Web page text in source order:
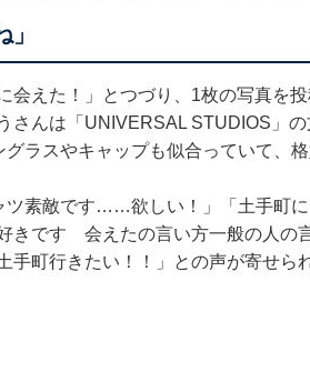
会えた！」とつづり、1枚の写真を投
さんは「UNIVERSAL STUDIOS」
ラスやキャップも似合っていて、格
ツ素敵です……欲しい！」「土手町に
きです 会えたの言い方一般の人
町行きたい！！」との声が寄せら